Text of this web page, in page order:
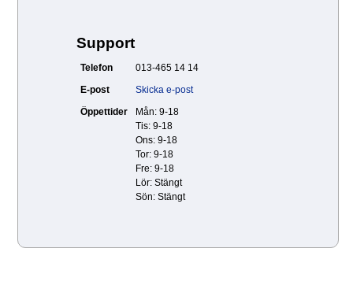
Support
Telefon
013-465 14 14
E-post
Skicka e-post
Öppettider
Mån: 9-18
Tis: 9-18
Ons: 9-18
Tor: 9-18
Fre: 9-18
Lör: Stängt
Sön: Stängt